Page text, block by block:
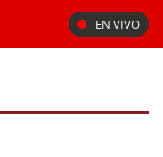
EN VIVO